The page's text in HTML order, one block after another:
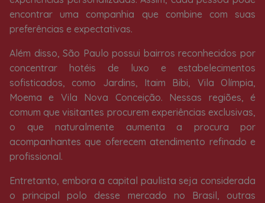
encontrar uma companhia que combine com suas
preferências e expectativas.
Além disso, São Paulo possui bairros reconhecidos por
concentrar hotéis de luxo e estabelecimentos
sofisticados, como Jardins, Itaim Bibi, Vila Olímpia,
Moema e Vila Nova Conceição. Nessas regiões, é
comum que visitantes procurem experiências exclusivas,
o que naturalmente aumenta a procura por
acompanhantes que oferecem atendimento refinado e
profissional.
Entretanto, embora a capital paulista seja considerada
o principal polo desse mercado no Brasil, outras